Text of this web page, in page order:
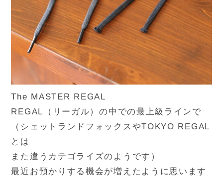
The MASTER REGAL
REGAL（リーガル）の中での最上級ラインで
（シェットランドフォックスやTOKYO REGAL
とは
また違うカテゴライズのようです）
最近お預かりする機会が増えたように思います